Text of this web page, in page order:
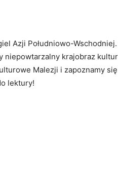
Azji Południowo-Wschodniej.
krajobraz
⁢Malezji ‌i zapoznamy
lektury!